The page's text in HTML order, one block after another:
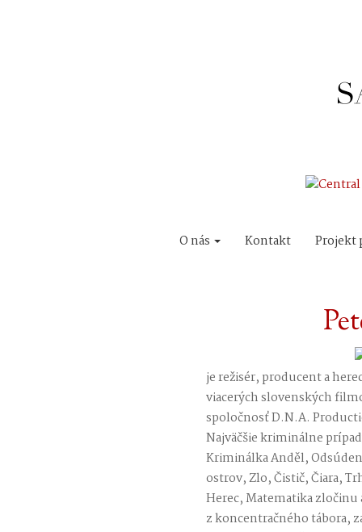
O nás Kontakt Projekt
je režisér, producent a
viacerých slovenských
spoločnosť D.N.A.
Najväčšie kriminálne
Kriminálka Anděl,
ostrov, Zlo, Čistič, Čiara,
Herec, Matematika zločinu
z koncentračného tábora,